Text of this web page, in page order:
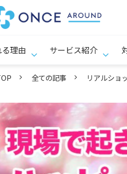
理由 サービス紹介
全ての記事 リアルショ